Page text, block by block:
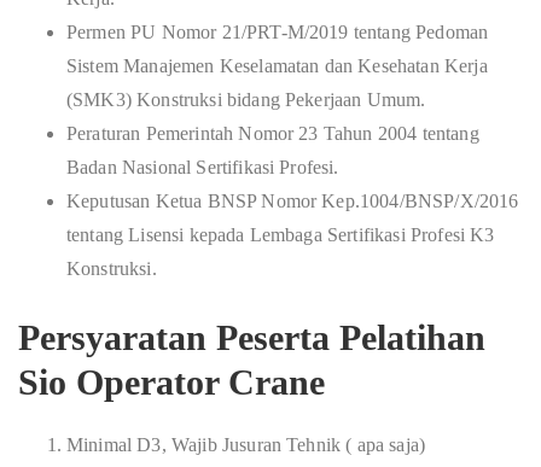
Permen PU Nomor 21/PRT-M/2019 tentang Pedoman
Sistem Manajemen Keselamatan dan Kesehatan Kerja
(SMK3) Konstruksi bidang Pekerjaan Umum.
Peraturan Pemerintah Nomor 23 Tahun 2004 tentang
Badan Nasional Sertifikasi Profesi.
Keputusan Ketua BNSP Nomor Kep.1004/BNSP/X/2016
tentang Lisensi kepada Lembaga Sertifikasi Profesi K3
Konstruksi.
Persyaratan Peserta Pelatihan
Sio Operator Crane
Minimal D3, Wajib Jusuran Tehnik ( apa saja)